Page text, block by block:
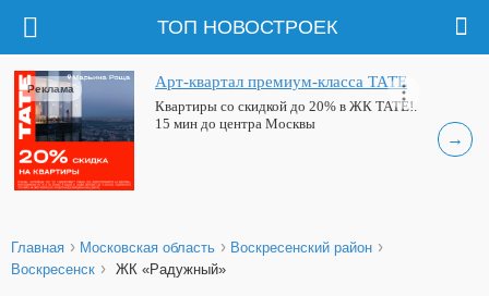
ТОП НОВОСТРОЕК
→
Арт-квартал премиум-класса ТАТЕ
Квартиры со скидкой до 20% в ЖК ТАТЕ!.
15 мин до центра Москвы
Реклама
Главная › Московская область › Воскресенский район ›
Воскресенск › ЖК «Радужный»